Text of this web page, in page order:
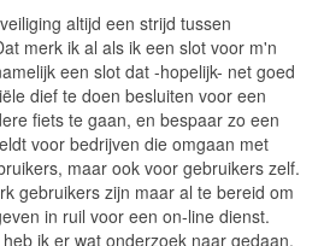
altijd een strijd tussen
merk ik al als ik een slot voor m'n
een slot dat -hopelijk- net goed
dief te doen besluiten voor een
fiets te gaan, en bespaar zo een
voor bedrijven die omgaan met
maar ook voor gebruikers zelf.
gebruikers zijn maar al te bereid om
in ruil voor een on-line dienst.
ik er wat onderzoek naar gedaan,